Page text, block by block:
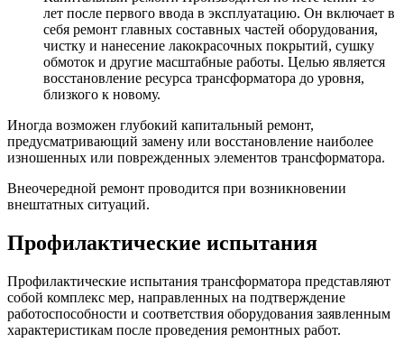
лет после первого ввода в эксплуатацию. Он включает в
себя ремонт главных составных частей оборудования,
чистку и нанесение лакокрасочных покрытий, сушку
обмоток и другие масштабные работы. Целью является
восстановление ресурса трансформатора до уровня,
близкого к новому.
Иногда возможен глубокий капитальный ремонт,
предусматривающий замену или восстановление наиболее
изношенных или поврежденных элементов трансформатора.
Внеочередной ремонт проводится при возникновении
внештатных ситуаций.
Профилактические испытания
Профилактические испытания трансформатора представляют
собой комплекс мер, направленных на подтверждение
работоспособности и соответствия оборудования заявленным
характеристикам после проведения ремонтных работ.